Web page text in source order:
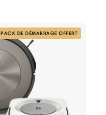
PACK DE DÉMARRAGE OFFERT